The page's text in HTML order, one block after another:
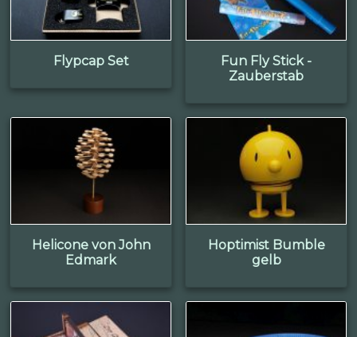
Flypcap Set
Fun Fly Stick -
Zauberstab
Helicone von John
Edmark
Hoptimist Bumble
gelb